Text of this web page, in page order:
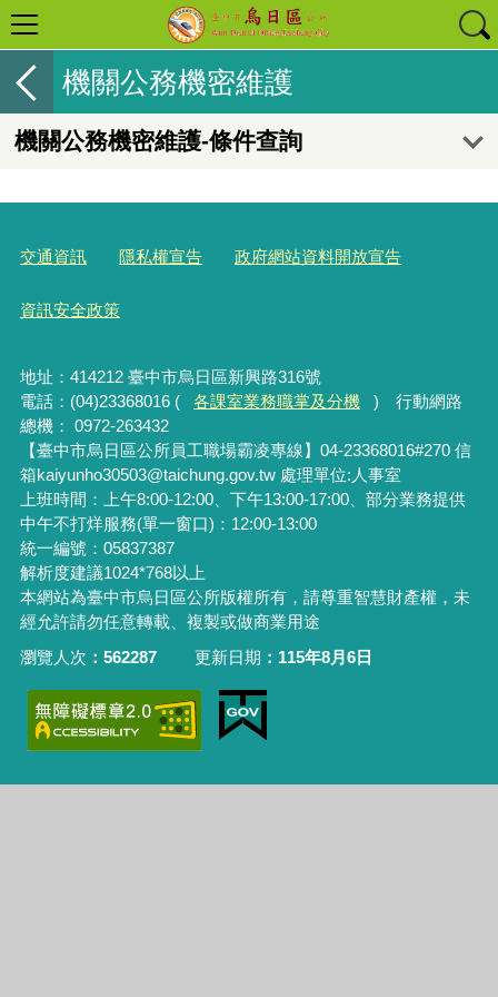
機關公務機密維護
機關公務機密維護-條件查詢
交通資訊 隱私權宣告 政府網站資料開放宣告
資訊安全政策
地址：414212 臺中市烏日區新興路316號
電話：(04)23368016 (
各課室業務職掌及分機
) 行動網路
總機： 0972-263432
【臺中市烏日區公所員工職場霸凌專線】04-23368016#270 信
箱kaiyunho30503@taichung.gov.tw 處理單位:人事室
上班時間：上午8:00-12:00、下午13:00-17:00、部分業務提供
中午不打烊服務(單一窗口)：12:00-13:00
統一編號：05837387
解析度建議1024*768以上
本網站為臺中市烏日區公所版權所有，請尊重智慧財產權，未
經允許請勿任意轉載、複製或做商業用途
瀏覽人次
562287 更新日期 115年8月6日